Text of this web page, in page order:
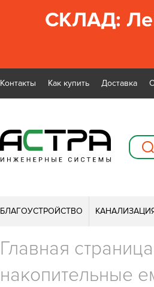
СКЛАД:
Контакты Как купить Доставка
БЛАГОУСТРОЙСТВО
Главная страница
накопительные